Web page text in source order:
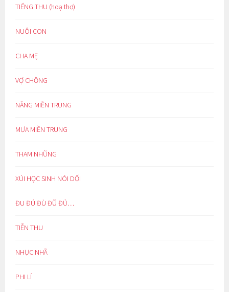
TIẾNG THU (hoạ thơ)
NUÔI CON
CHA MẸ
VỢ CHỒNG
NẮNG MIỀN TRUNG
MƯA MIỀN TRUNG
THAM NHŨNG
XÚI HỌC SINH NÓI DỐI
ĐU ĐÚ ĐÙ ĐŨ ĐỦ…
TIỄN THU
NHỤC NHÃ
PHI LÍ